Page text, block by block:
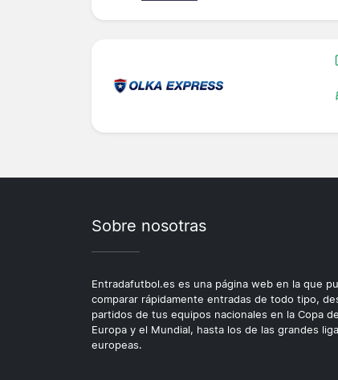
Sobre nosotras
Entradafutbol.es es una página web en la que
comparar rápidamente entradas de todo tipo,
partidos de tus equipos nacionales en la Copa de
Europa y el Mundial, hasta los de las grandes
europeas.